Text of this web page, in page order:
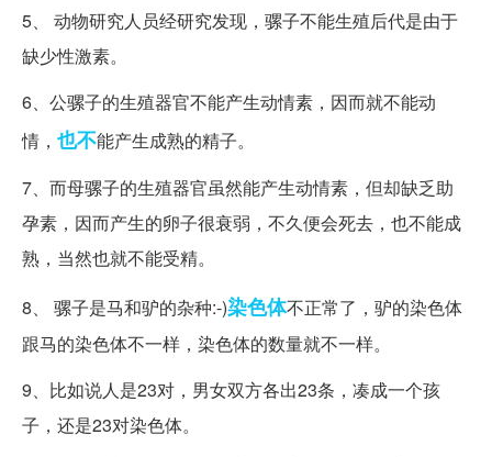
5、 动物研究人员经研究发现，骡子不能生殖后代是由于
缺少性激素。
6、公骡子的生殖器官不能产生动情素，因而就不能动
情， 也不能产生成熟的精子。
7、而母骡子的生殖器官虽然能产生动情素，但却缺乏助
孕素，因而产生的卵子很衰弱，不久便会死去，也不能成
熟，当然也就不能受精。
8、 骡子是马和驴的杂种:-)染色体不正常了，驴的染色体
跟马的染色体不一样，染色体的数量就不一样。
9、比如说人是23对，男女双方各出23条，凑成一个孩
子，还是23对染色体。